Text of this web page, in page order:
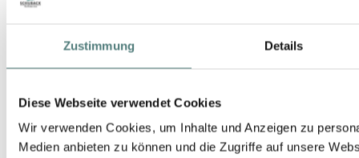
Zustimmung Details
Diese Webseite verwendet Cookies
Wir verwenden Cookies, um Inhalte und Anzeigen zu
Medien anbieten zu können und die Zugriffe auf unsere